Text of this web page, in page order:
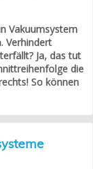
Vakuumsystem
Verhindert
Ja, das tut
die
So können